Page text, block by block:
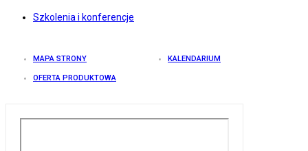
Szkolenia i konferencje
MAPA STRONY KALENDARIUM
OFERTA PRODUKTOWA